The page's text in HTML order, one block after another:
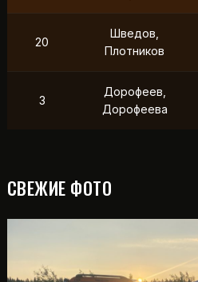
20
Шведов,
Плотников
3
Дорофеев,
Дорофеева
СВЕЖИЕ ФОТО